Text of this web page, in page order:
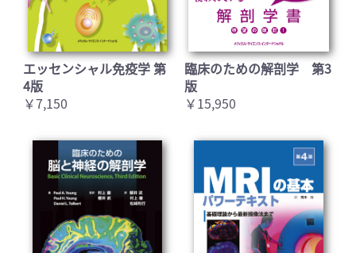
エッセンシャル免疫学 第
4版
￥7,150
臨床のための解剖学 第3
版
￥15,950